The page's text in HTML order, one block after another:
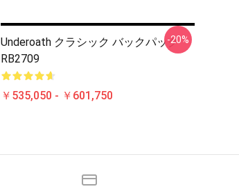
Underoath クラシック バックパック
RB2709
￥535,050 - ￥601,750
-20%